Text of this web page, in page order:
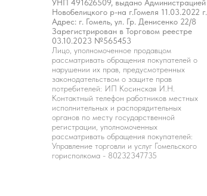
УНП 491626509, выдано Администрацией
Новобелицкого р-на г.Гомеля 11.03.2022 г.
Адрес: г. Гомель, ул. Гр. Денисенко 22/8
Зарегистрирован в Торговом реестре
03.10.2023 №565453
Лицо, уполномоченное продавцом
рассматривать обращения покупателей о
нарушении их прав, предусмотренных
законодательством о защите прав
потребителей: ИП Косинская И.Н.
Контактный телефон работников местных
исполнительных и распорядительных
органов по месту государственной
регистрации, уполномоченных
рассматривать обращения покупателей:
Управление торговли и услуг Гомельского
горисполкома - 80232347735